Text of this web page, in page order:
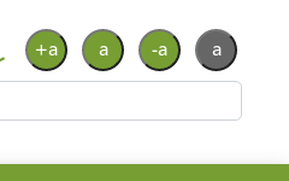
+a a -a a